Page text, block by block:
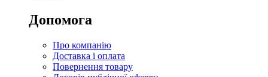
Допомога
Про компанію
Доставка і оплата
Повернення товару